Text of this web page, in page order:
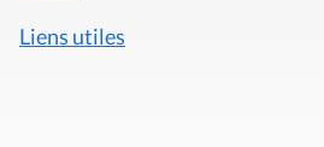
Liens utiles